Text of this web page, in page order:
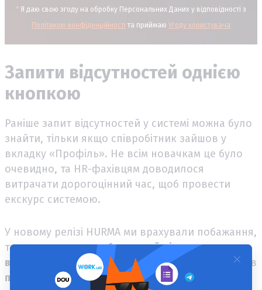
* Я даю свою згоду на обробку Персональних Даних у відповідності з
Політикою конфіденційності та приймаю Угоду користувача
Запити відсутностей однією
кнопкою
Раніше запит відсутностей у системі можна було
знайти, тільки якщо співробітник зайшов у
вкладку «Профіль». Не всім новачкам це було
очевидно, та HR-фахівцям доводилося
витрачати дорогоцінний час, щоб провести
екскурс системою.
У новому релізі HURMA ми врахували побажання,
та теперзапросити будь-який різновид
відсутності
можна з допомогою зручних віджетів
просто у дашборді!